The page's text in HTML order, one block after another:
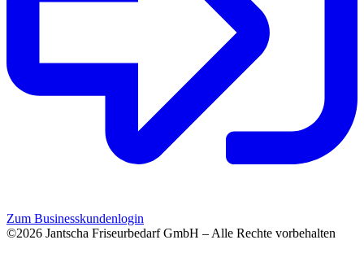
Zum Businesskundenlogin
©2026 Jantscha Friseurbedarf GmbH – Alle Rechte vorbehalten